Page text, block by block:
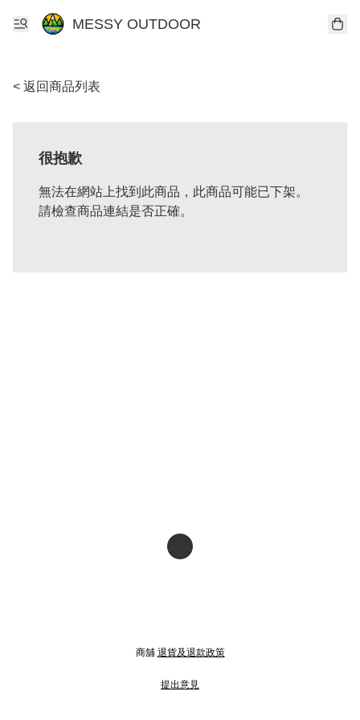
MESSY OUTDOOR
< 返回商品列表
很抱歉
無法在網站上找到此商品，此商品可能已下架。
請檢查商品連結是否正確。
商舖 退貨及退款政策
提出意見